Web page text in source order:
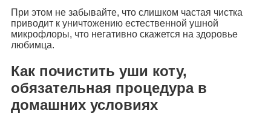
При этом не забывайте, что слишком частая чистка
приводит к уничтожению естественной ушной
микрофлоры, что негативно скажется на здоровье
любимца.
Как почистить уши коту,
обязательная процедура в
домашних условиях